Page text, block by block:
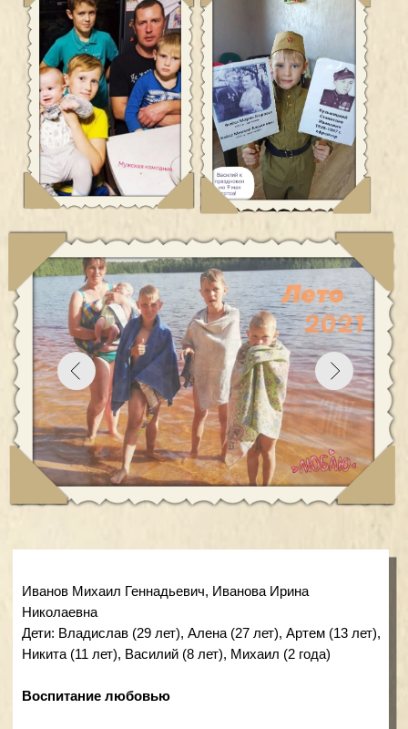
Иванов Михаил Геннадьевич, Иванова Ирина
Николаевна
Дети: Владислав (29 лет), Алена (27 лет), Артем (13 лет),
Никита (11 лет), Василий (8 лет), Михаил (2 года)
Воспитание любовью
Быть примером для своих детей, вдохновлять их на
творчество и трудолюбие – задача дружной семьи
Ивановых. Супруги вместе уже 28 лет. Двое детей –
Владислав и Алена – уже взрослые. Самому
маленькому Мише – 2 года. Ирина говорит, что каждый
ребенок дает ей огромный заряд позитива и
подстрелила его из рогатки», – смеется Ирина. Конечно,
вместе развивают свой бизнес. Михаил – мастер на все
руки. Сам построил дом, где живет их дружная семья.
здание, где будет магазин, супруги надеются открыть его
в скором времени. В планах организовать семейное
старшей из четверых детей. Шутит, что воспитывать